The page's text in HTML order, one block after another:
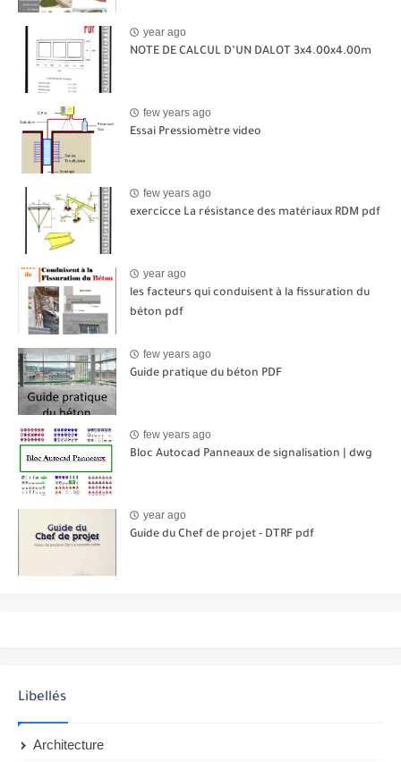
year ago
NOTE DE CALCUL D’UN DALOT 3x4.00x4.00m
few years ago
Essai Pressiomètre video
few years ago
exercicce La résistance des matériaux RDM pdf
year ago
les facteurs qui conduisent à la fissuration du
béton pdf
few years ago
Guide pratique du béton PDF
few years ago
Bloc Autocad Panneaux de signalisation | dwg
year ago
Guide du Chef de projet - DTRF pdf
Libellés
Architecture